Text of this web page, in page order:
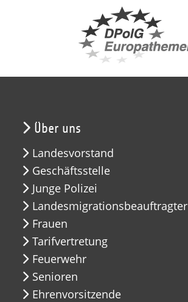
Über uns
Landesvorstand
Geschäftsstelle
Junge Polizei
Landesmigrationsbeauftragter
Frauen
Tarifvertretung
Feuerwehr
Senioren
Ehrenvorsitzende